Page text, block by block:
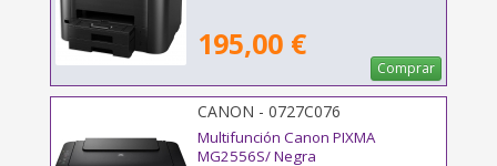
195,00 €
Comprar
CANON - 0727C076
Multifunción Canon PIXMA
MG2556S/ Negra